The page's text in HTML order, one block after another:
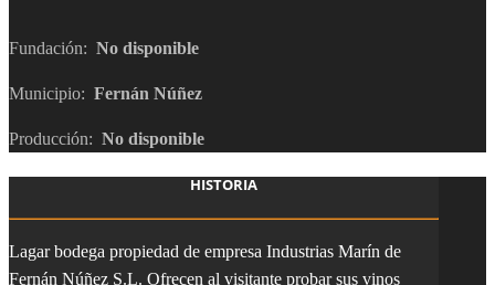
Fundación: No disponible
Municipio: Fernán Núñez
Producción: No disponible
HISTORIA
Lagar bodega propiedad de empresa Industrias Marín de
Fernán Núñez S.L. Ofrecen al visitante probar sus vinos